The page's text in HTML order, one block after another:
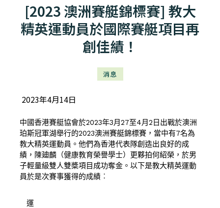
[2023 澳洲賽艇錦標賽] 教大
精英運動員於國際賽艇項目再
創佳績！
消息
2023年4月14日
中國香港賽艇協會於2023年3月27至4月2日出戰於澳洲
珀斯冠軍湖舉行的2023澳洲賽艇錦標賽，當中有7名為
教大精英運動員。他們為香港代表隊創造出良好的成
績，陳廸麟（健康教育榮譽學士）更夥拍何紹榮，於男
子輕量級雙人雙槳項目成功奪金。以下是教大精英運動
員於是次賽事獲得的成績︰
運